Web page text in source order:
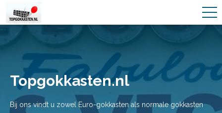
Topgokkasten.nl
Bij ons vindt u zowel Euro-gokkasten als normale gokkasten